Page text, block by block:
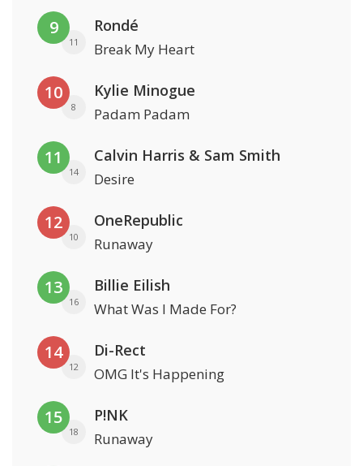
9
11
Rondé
Break My Heart
10
8
Kylie Minogue
Padam Padam
11
14
Calvin Harris & Sam Smith
Desire
12
10
OneRepublic
Runaway
13
16
Billie Eilish
What Was I Made For?
14
12
Di-Rect
OMG It's Happening
15
18
P!NK
Runaway